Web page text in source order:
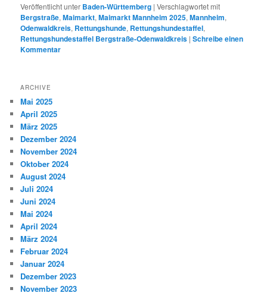
Veröffentlicht unter Baden-Württemberg |Verschlagwortet mit
Bergstraße,Maimarkt,Maimarkt Mannheim 2025,Mannheim,
Odenwaldkreis, Rettungshunde, Rettungshundestaffel,
Rettungshundestaffel Bergstraße-Odenwaldkreis |Schreibe einen
Kommentar
ARCHIVE
Mai 2025
April 2025
März 2025
Dezember 2024
November 2024
Oktober 2024
August 2024
Juli 2024
Juni 2024
Mai 2024
April 2024
März 2024
Februar 2024
Januar 2024
Dezember 2023
November 2023